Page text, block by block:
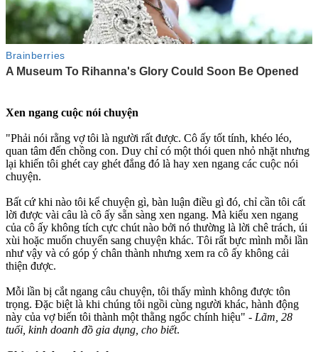
Xen ngang cuộc nói chuyện
"Phải nói rằng vợ tôi là người rất được. Cô ấy tốt tính, khéo léo,
quan tâm đến chồng con. Duy chỉ có một thói quen nhỏ nhặt nhưng
lại khiến tôi ghét cay ghét đắng đó là hay xen ngang các cuộc nói
chuyện.
Bất cứ khi nào tôi kể chuyện gì, bàn luận điều gì đó, chỉ cần tôi cất
lời được vài câu là cô ấy sẵn sàng xen ngang. Mà kiểu xen ngang
của cô ấy không tích cực chút nào bởi nó thường là lời chê trách, úi
xùi hoặc muốn chuyển sang chuyện khác. Tôi rất bực mình mỗi lần
như vậy và có góp ý chân thành nhưng xem ra cô ấy không cải
thiện được.
Mỗi lần bị cắt ngang câu chuyện, tôi thấy mình không được tôn
trọng. Đặc biệt là khi chúng tôi ngồi cùng người khác, hành động
này của vợ biến tôi thành một thằng ngốc chính hiệu" - Lãm, 28
tuổi, kinh doanh đồ gia dụng, cho biết.